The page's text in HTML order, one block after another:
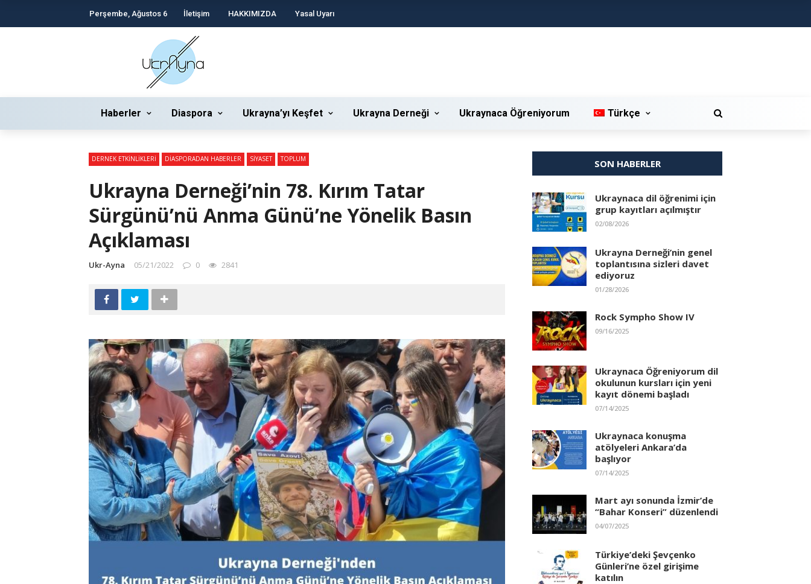
Perşembe, Ağustos 6 İletişim HAKKIMIZDA Yasal Uyarı
Haberler Diaspora Ukrayna’yı Keşfet Ukrayna Derneği Ukraynaca Öğreniyorum Türkçe
DERNEK ETKINLIKLERI DIASPORADAN HABERLER SIYASET TOPLUM
Ukrayna Derneği’nin 78. Kırım Tatar
Sürgünü’nü Anma Günü’ne Yönelik Basın
Açıklaması
Ukr-Ayna 05/21/2022 0 2841
SON HABERLER
Ukraynaca dil öğrenimi için
grup kayıtları açılmıştır
02/08/2026
Ukrayna Derneği’nin genel
toplantısına sizleri davet
ediyoruz
01/28/2026
Rock Sympho Show IV
09/16/2025
Ukraynaca Öğreniyorum dil
okulunun kursları için yeni
kayıt dönemi başladı
07/14/2025
Ukraynaca konuşma
atölyeleri Ankara’da
başlıyor
07/14/2025
Mart ayı sonunda İzmir’de
“Bahar Konseri” düzenlendi
04/07/2025
Türkiye’deki Şevçenko
Günleri’ne özel girişime
katılın